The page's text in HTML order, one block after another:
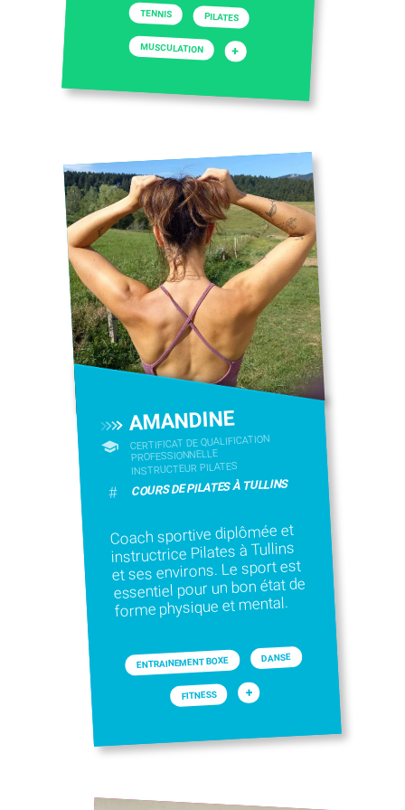
TENNIS PILATES
MUSCULATION +
AMANDINE
CERTIFICAT DE QUALIFICATION
PROFESSIONNELLE
INSTRUCTEUR PILATES
# COURS DE PILATES À TULLINS
Coach sportive diplômée et
instructrice Pilates à Tullins
et ses environs. Le sport est
essentiel pour un bon état de
forme physique et mental.
ENTRAINEMENT BOXE DANSE
FITNESS +